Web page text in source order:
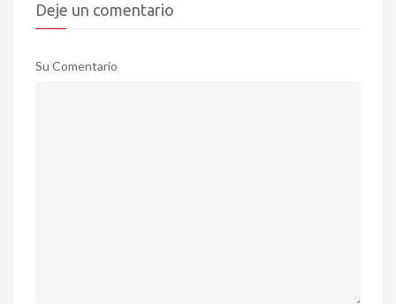
Deje un comentario
Su Comentario